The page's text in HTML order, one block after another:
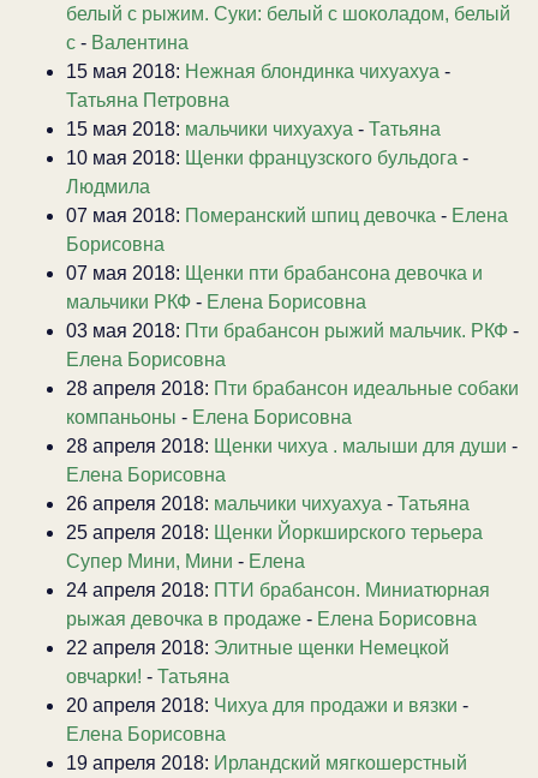
белый с рыжим. Суки: белый с шоколадом, белый
с - Валентина
15 мая 2018: Нежная блондинка чихуахуа -
Татьяна Петровна
15 мая 2018: мальчики чихуахуа - Татьяна
10 мая 2018: Щенки французского бульдога -
Людмила
07 мая 2018: Померанский шпиц девочка - Елена
Борисовна
07 мая 2018: Щенки пти брабансона девочка и
мальчики РКФ - Елена Борисовна
03 мая 2018: Пти брабансон рыжий мальчик. РКФ -
Елена Борисовна
28 апреля 2018: Пти брабансон идеальные собаки
компаньоны - Елена Борисовна
28 апреля 2018: Щенки чихуа . малыши для души -
Елена Борисовна
26 апреля 2018: мальчики чихуахуа - Татьяна
25 апреля 2018: Щенки Йоркширского терьера
Супер Мини, Мини - Елена
24 апреля 2018: ПТИ брабансон. Миниатюрная
рыжая девочка в продаже - Елена Борисовна
22 апреля 2018: Элитные щенки Немецкой
овчарки! - Татьяна
20 апреля 2018: Чихуа для продажи и вязки -
Елена Борисовна
19 апреля 2018: Ирландский мягкошерстный